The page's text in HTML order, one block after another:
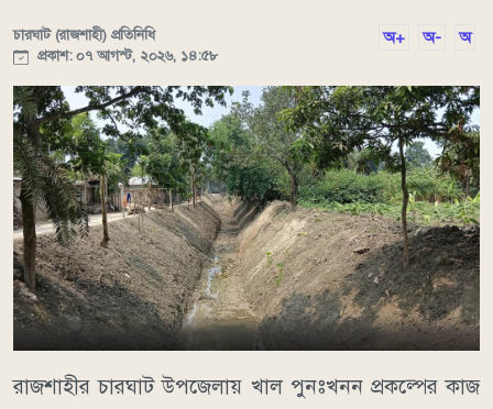
চারঘাট (রাজশাহী) প্রতিনিধি
প্রকাশ: ০৭ আগস্ট, ২০২৬, ১৪:৫৮
অ+ অ- অ
রাজশাহীর চারঘাট উপজেলায় খাল পুনঃখনন প্রকল্পের কাজ